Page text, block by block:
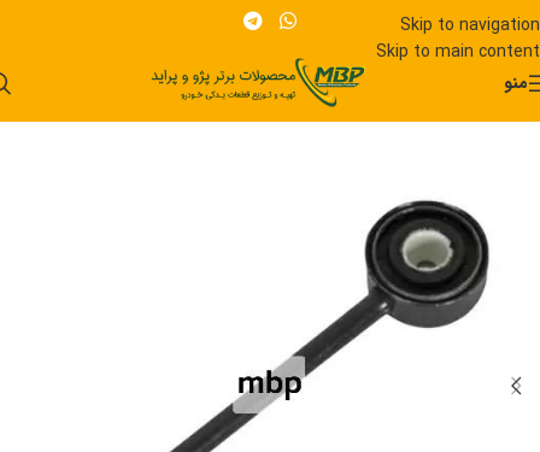
Skip to navigation
Skip to main content
منو